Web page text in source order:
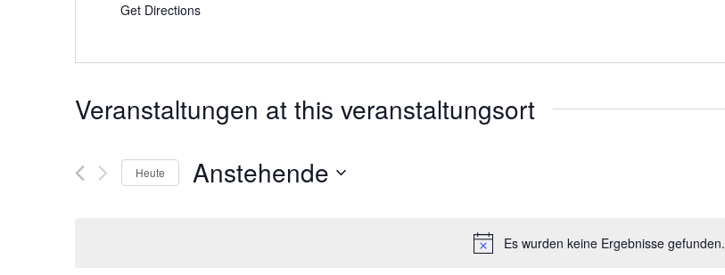
Es wurden keine Ergebnisse gefunden.
Get Directions
Veranstaltungen at this veranstaltungsort
Heute Anstehende